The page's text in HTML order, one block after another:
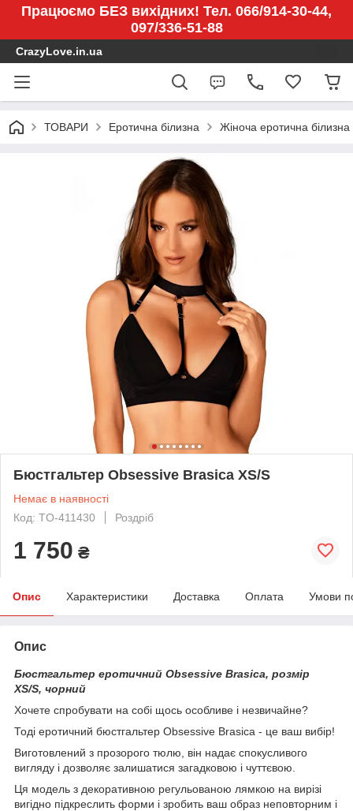
Працюємо БЕЗ вихідних! Тел. 066/914-30-44,
097/336-51-88
CrazyLove.in.ua
ТОВАРИ Еротична білизна Жіноча еротична білизна
Бюстгальтер Obsessive Brasica XS/S
Немає в наявності
Код: TO-411430
Роздріб
1 750 ₴
Опис Характеристики Доставка Оплата Умови
Опис
Бюстгальтер еротичний Obsessive Brasica, розмір
XS/S, чорний
Хочете спробувати на собі щось особливе і незвичайне?
Тоді еротичний бюстгальтер Obsessive Brasica - це ваш вибір!
Виготовлений з прозорого тюлю, він надає спокусливого
вигляду і дозволяє залишатися загадковою і чуттєвою.
Ця модель з декоративною регульованою лямкою на вирізі
вигідно підкреслить форми і зробить ваш образ неповторним і